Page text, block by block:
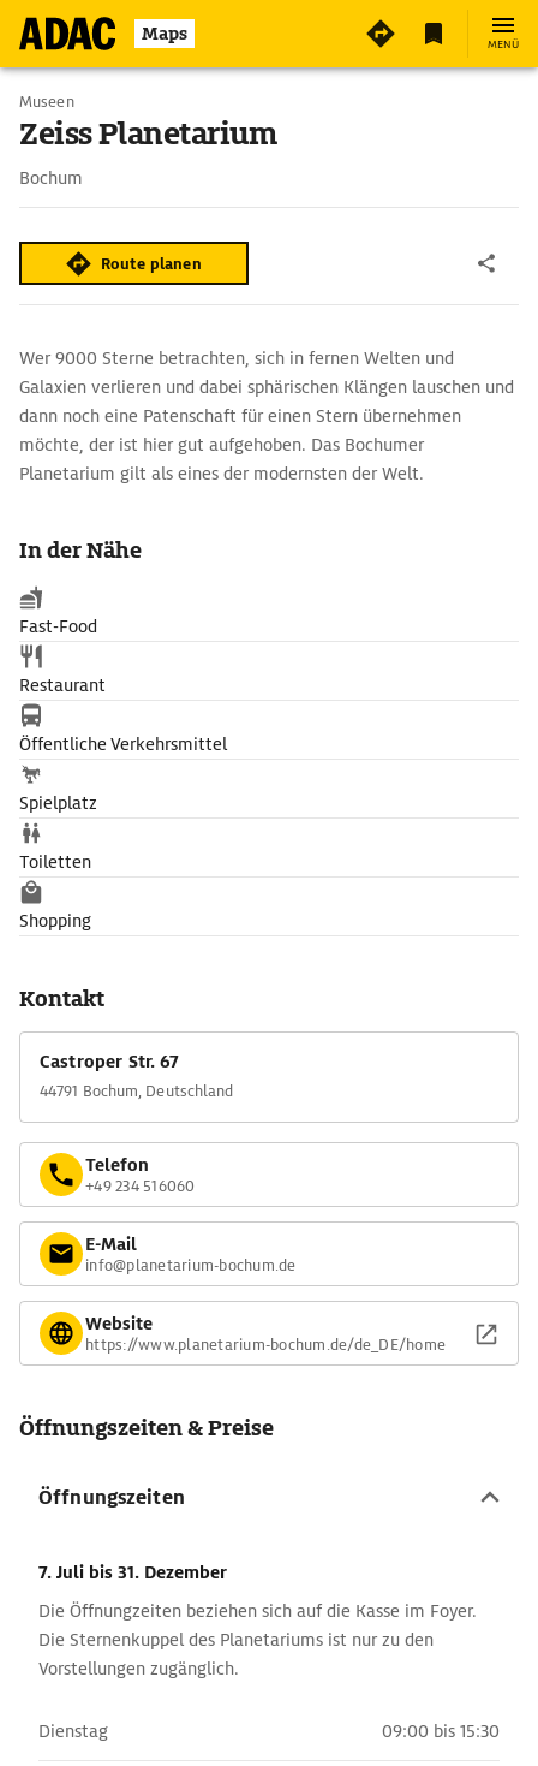
Maps MENÜ
Museen
Zeiss Planetarium
Bochum
Route planen
Wer 9000 Sterne betrachten, sich in fernen Welten und
Galaxien verlieren und dabei sphärischen Klängen lauschen und
dann noch eine Patenschaft für einen Stern übernehmen
möchte, der ist hier gut aufgehoben. Das Bochumer
Planetarium gilt als eines der modernsten der Welt.
In der Nähe
Fast-Food
Restaurant
Öffentliche Verkehrsmittel
Spielplatz
Toiletten
Shopping
Kontakt
Castroper Str. 67
44791 Bochum, Deutschland
Telefon
+49 234 516060
E-Mail
info@planetarium-bochum.de
Website
https://www.planetarium-bochum.de/de_DE/home
Öffnungszeiten & Preise
Öffnungszeiten
7. Juli bis 31. Dezember
Die Öffnungzeiten beziehen sich auf die Kasse im Foyer.
Die Sternenkuppel des Planetariums ist nur zu den
Vorstellungen zugänglich.
Dienstag 09:00 bis 15:30